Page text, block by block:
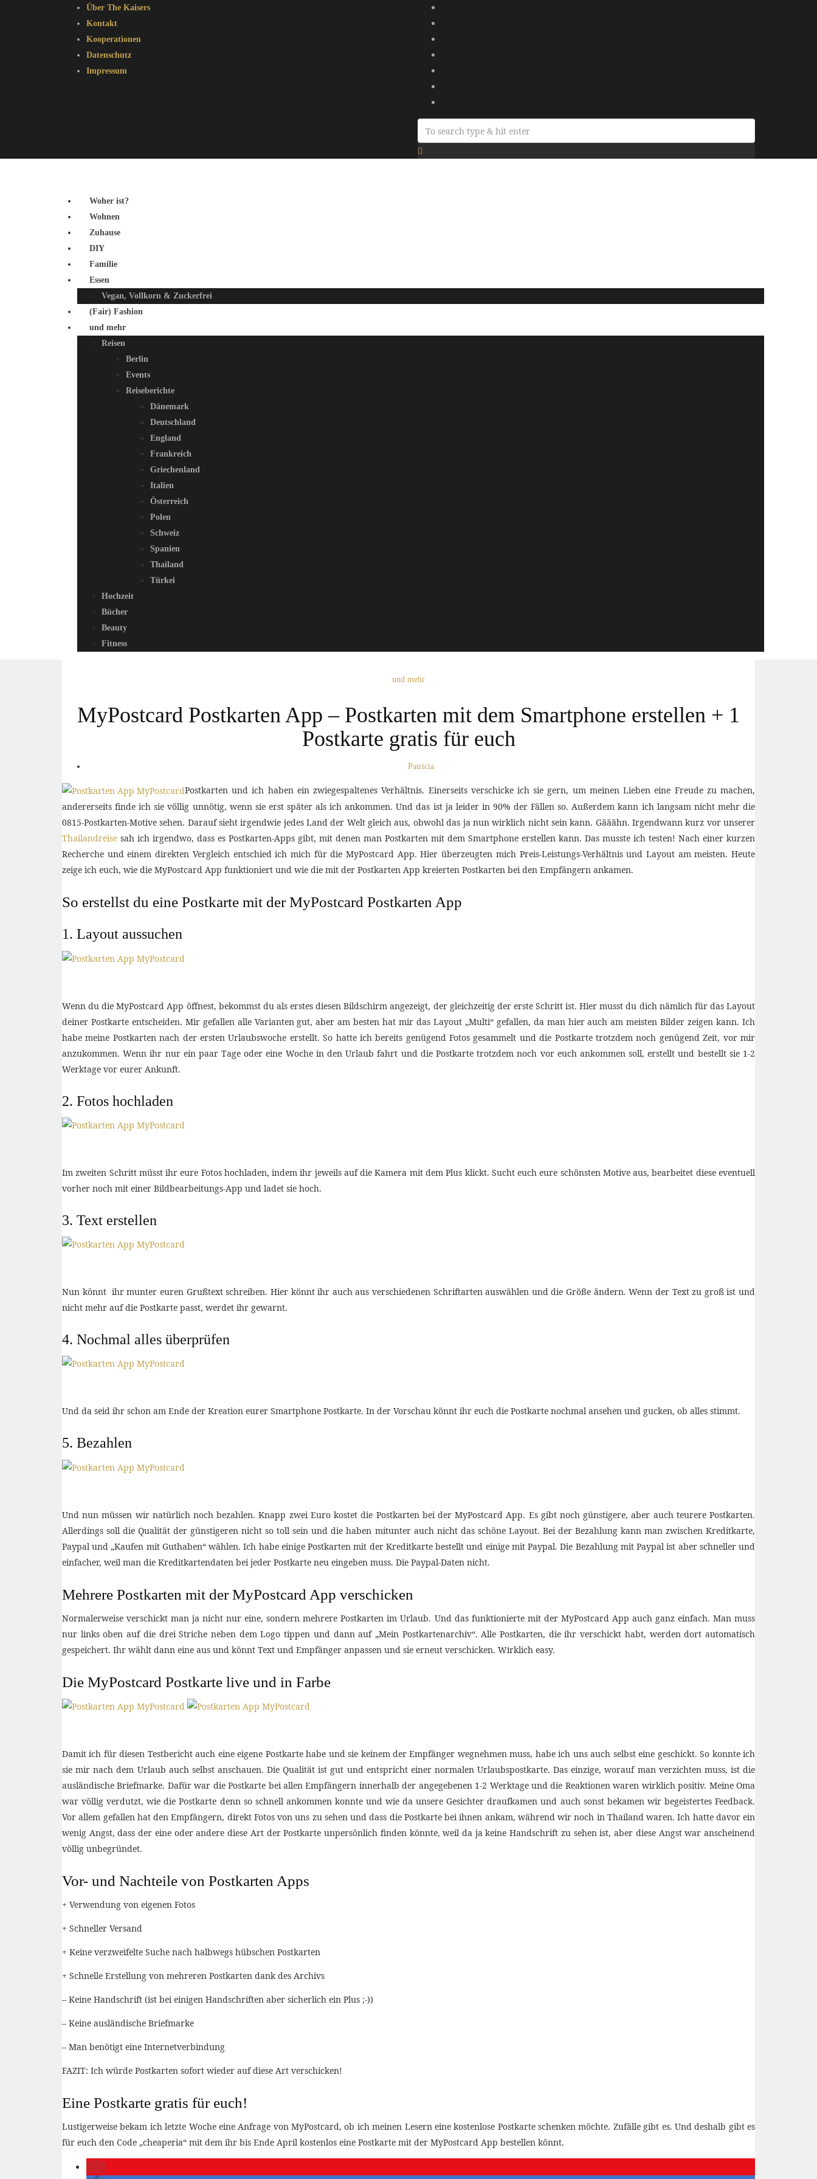
Über The Kaisers
Kontakt
Kooperationen
Datenschutz
Impressum
Woher ist?
Wohnen
Zuhause
DIY
Familie
Essen
Vegan, Vollkorn & Zuckerfrei
(Fair) Fashion
und mehr
Reisen
Berlin
Events
Reiseberichte
Dänemark
Deutschland
England
Frankreich
Griechenland
Italien
Österreich
Polen
Schweiz
Spanien
Thailand
Türkei
Hochzeit
Bücher
Beauty
Fitness
und mehr
MyPostcard Postkarten App – Postkarten mit dem Smartphone erstellen + 1
Postkarte gratis für euch
Patricia
Postkarten und ich haben ein zwiegespaltenes Verhältnis. Einerseits verschicke ich sie gern, um meinen Lieben eine Freude zu machen,
andererseits finde ich sie völlig unnötig, wenn sie erst später als ich ankommen. Und das ist ja leider in 90% der Fällen so. Außerdem kann ich langsam nicht mehr die
0815-Postkarten-Motive sehen. Darauf sieht irgendwie jedes Land der Welt gleich aus, obwohl das ja nun wirklich nicht sein kann. Gääähn. Irgendwann kurz vor unserer
Thailandreise sah ich irgendwo, dass es Postkarten-Apps gibt, mit denen man Postkarten mit dem Smartphone erstellen kann. Das musste ich testen! Nach einer kurzen
Recherche und einem direkten Vergleich entschied ich mich für die MyPostcard App. Hier überzeugten mich Preis-Leistungs-Verhältnis und Layout am meisten. Heute
zeige ich euch, wie die MyPostcard App funktioniert und wie die mit der Postkarten App kreierten Postkarten bei den Empfängern ankamen.
So erstellst du eine Postkarte mit der MyPostcard Postkarten App
1. Layout aussuchen
Wenn du die MyPostcard App öffnest, bekommst du als erstes diesen Bildschirm angezeigt, der gleichzeitig der erste Schritt ist. Hier musst du dich nämlich für das Layout
deiner Postkarte entscheiden. Mir gefallen alle Varianten gut, aber am besten hat mir das Layout „Multi“ gefallen, da man hier auch am meisten Bilder zeigen kann. Ich
habe meine Postkarten nach der ersten Urlaubswoche erstellt. So hatte ich bereits genügend Fotos gesammelt und die Postkarte trotzdem noch genügend Zeit, vor mir
anzukommen. Wenn ihr nur ein paar Tage oder eine Woche in den Urlaub fahrt und die Postkarte trotzdem noch vor euch ankommen soll, erstellt und bestellt sie 1-2
Werktage vor eurer Ankunft.
2. Fotos hochladen
Im zweiten Schritt müsst ihr eure Fotos hochladen, indem ihr jeweils auf die Kamera mit dem Plus klickt. Sucht euch eure schönsten Motive aus, bearbeitet diese eventuell
vorher noch mit einer Bildbearbeitungs-App und ladet sie hoch.
3. Text erstellen
Nun könnt ihr munter euren Grußtext schreiben. Hier könnt ihr auch aus verschiedenen Schriftarten auswählen und die Größe ändern. Wenn der Text zu groß ist und
nicht mehr auf die Postkarte passt, werdet ihr gewarnt.
4. Nochmal alles überprüfen
Und da seid ihr schon am Ende der Kreation eurer Smartphone Postkarte. In der Vorschau könnt ihr euch die Postkarte nochmal ansehen und gucken, ob alles stimmt.
5. Bezahlen
Und nun müssen wir natürlich noch bezahlen. Knapp zwei Euro kostet die Postkarten bei der MyPostcard App. Es gibt noch günstigere, aber auch teurere Postkarten.
Allerdings soll die Qualität der günstigeren nicht so toll sein und die haben mitunter auch nicht das schöne Layout. Bei der Bezahlung kann man zwischen Kreditkarte,
Paypal und „Kaufen mit Guthaben“ wählen. Ich habe einige Postkarten mit der Kreditkarte bestellt und einige mit Paypal. Die Bezahlung mit Paypal ist aber schneller und
einfacher, weil man die Kreditkartendaten bei jeder Postkarte neu eingeben muss. Die Paypal-Daten nicht.
Mehrere Postkarten mit der MyPostcard App verschicken
Normalerweise verschickt man ja nicht nur eine, sondern mehrere Postkarten im Urlaub. Und das funktionierte mit der MyPostcard App auch ganz einfach. Man muss
nur links oben auf die drei Striche neben dem Logo tippen und dann auf „Mein Postkartenarchiv“. Alle Postkarten, die ihr verschickt habt, werden dort automatisch
gespeichert. Ihr wählt dann eine aus und könnt Text und Empfänger anpassen und sie erneut verschicken. Wirklich easy.
Die MyPostcard Postkarte live und in Farbe
Damit ich für diesen Testbericht auch eine eigene Postkarte habe und sie keinem der Empfänger wegnehmen muss, habe ich uns auch selbst eine geschickt. So konnte ich
sie mir nach dem Urlaub auch selbst anschauen. Die Qualität ist gut und entspricht einer normalen Urlaubspostkarte. Das einzige, worauf man verzichten muss, ist die
ausländische Briefmarke. Dafür war die Postkarte bei allen Empfängern innerhalb der angegebenen 1-2 Werktage und die Reaktionen waren wirklich positiv. Meine Oma
war völlig verdutzt, wie die Postkarte denn so schnell ankommen konnte und wie da unsere Gesichter draufkamen und auch sonst bekamen wir begeistertes Feedback.
Vor allem gefallen hat den Empfängern, direkt Fotos von uns zu sehen und dass die Postkarte bei ihnen ankam, während wir noch in Thailand waren. Ich hatte davor ein
wenig Angst, dass der eine oder andere diese Art der Postkarte unpersönlich finden könnte, weil da ja keine Handschrift zu sehen ist, aber diese Angst war anscheinend
völlig unbegründet.
Vor- und Nachteile von Postkarten Apps
+ Verwendung von eigenen Fotos
+ Schneller Versand
+ Keine verzweifelte Suche nach halbwegs hübschen Postkarten
+ Schnelle Erstellung von mehreren Postkarten dank des Archivs
– Keine Handschrift (ist bei einigen Handschriften aber sicherlich ein Plus ;-))
– Keine ausländische Briefmarke
– Man benötigt eine Internetverbindung
FAZIT: Ich würde Postkarten sofort wieder auf diese Art verschicken!
Eine Postkarte gratis für euch!
Lustigerweise bekam ich letzte Woche eine Anfrage von MyPostcard, ob ich meinen Lesern eine kostenlose Postkarte schenken möchte. Zufälle gibt es. Und deshalb gibt es
für euch den Code „cheaperia“ mit dem ihr bis Ende April kostenlos eine Postkarte mit der MyPostcard App bestellen könnt.